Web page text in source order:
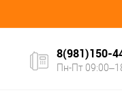
8(981)150-
Пн-Пт